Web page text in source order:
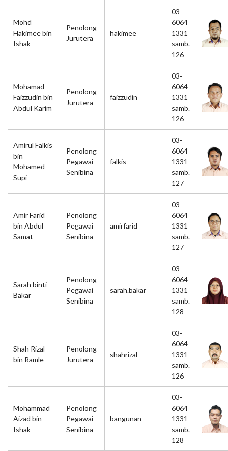
Mohd
Hakimee bin
Ishak
Penolong
Jurutera
hakimee
03-
6064
1331
samb.
126
Mohamad
Faizzudin bin
Abdul Karim
Penolong
Jurutera
faizzudin
03-
6064
1331
samb.
126
Amirul Falkis
bin
Mohamed
Supi
Penolong
Pegawai
Senibina
falkis
03-
6064
1331
samb.
127
Amir Farid
bin Abdul
Samat
Penolong
Pegawai
Senibina
amirfarid
03-
6064
1331
samb.
127
Sarah binti
Bakar
Penolong
Pegawai
Senibina
sarah.bakar
03-
6064
1331
samb.
128
Shah Rizal
bin Ramle
Penolong
Jurutera
shahrizal
03-
6064
1331
samb.
126
Mohammad
Aizad bin
Ishak
Penolong
Pegawai
Senibina
bangunan
03-
6064
1331
samb.
128